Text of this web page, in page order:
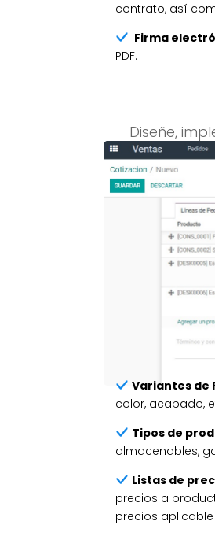
contrato, así
Firma
PDF.
Diseñe,
Variantes de
color, acabado,
Tipos de
almacenables,
Listas de
precios a
precios